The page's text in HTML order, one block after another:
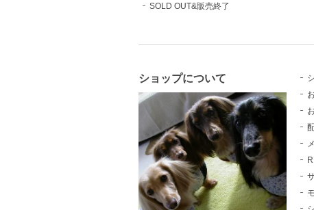
SOLD OUT&販売終了
ショップについて